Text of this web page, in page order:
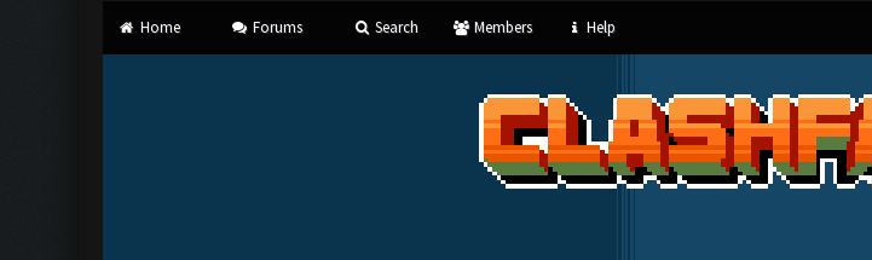
Home Forums Search Members Help